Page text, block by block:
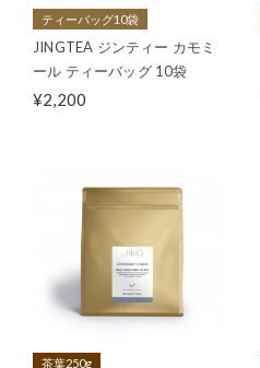
ティーバッグ10袋
JINGTEA ジンティー カモミ
ール ティーバッグ 10袋
¥2,200
茶葉250g